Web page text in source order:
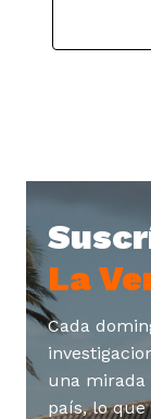
La
Cada
una
país, lo